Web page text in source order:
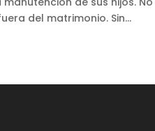
del matrimonio. Sin...